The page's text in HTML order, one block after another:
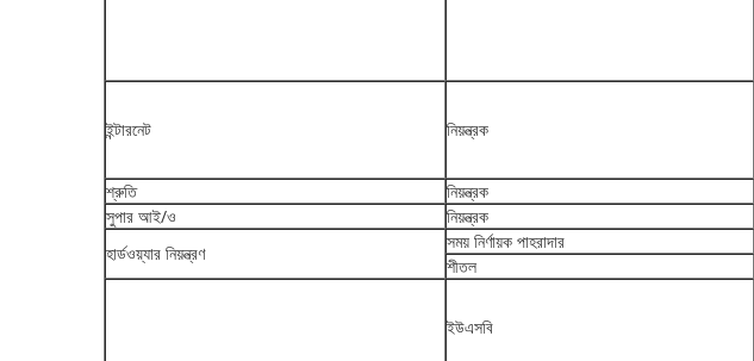
ইন্টারনেট নিয়ন্ত্রক
শ্রুতি
নিয়ন্ত্রক
সুপার আই/ও
নিয়ন্ত্রক
হার্ডওয়্যার নিয়ন্ত্রণ
সময় নির্ণায়ক পাহরাদার
শীতল
ইউএসবি